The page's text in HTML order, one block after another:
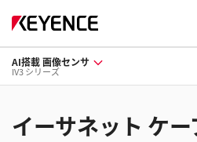
AI搭載 画像センサ
IV3 シリーズ
イーサネット ケ